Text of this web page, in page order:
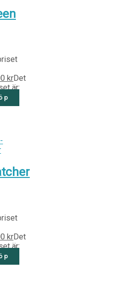
krDet
är:
krDet
är: